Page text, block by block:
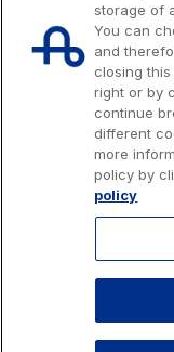
Issued capital €
Tax code, VAT number
© 2026 Autostrade per
Privacy Cookies
storage of
You can
and
closing
right or by
continue
different
more
policy by
policy